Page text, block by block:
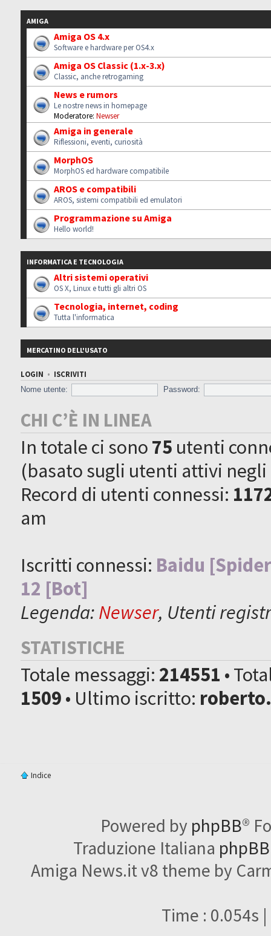
AMIGA
Amiga OS 4.x
Software e hardware per OS4.x
Amiga OS Classic (1.x-3.x)
Classic, anche retrogaming
News e rumors
Le nostre news in homepage
Moderatore: Newser
Amiga in generale
Riflessioni, eventi, curiosità
MorphOS
MorphOS ed hardware compatibile
AROS e compatibili
AROS, sistemi compatibili ed emulatori
Programmazione su Amiga
Hello world!
INFORMATICA E TECNOLOGIA
Altri sistemi operativi
OS X, Linux e tutti gli altri OS
Tecnologia, internet, coding
Tutta l'informatica
MERCATINO DELL'USATO
LOGIN • ISCRIVITI
Nome utente:
Password:
CHI C’È IN LINEA
In totale ci sono75 utenti
(basato sugli utenti attivi
Record di utenti connessi:
am
Iscritti connessi: Baidu
12 [Bot]
Legenda:Newser, Utenti
STATISTICHE
Totale messaggi: 214551 •
1509• Ultimo iscritto:
Indice
Powered by phpBB®
Traduzione Italiana
Amiga News.it v8 theme by
Time : 0.054s